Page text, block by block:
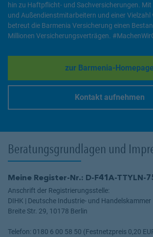
hin zu Haftpflicht- und Sachversicherungen.
und Außendienstmitarbeitern und einer Vielzahl
betreut die Barmenia Versicherung einen
Millionen Versicherungsverträgen.
zur Barmenia-Homepage
Link Opens
Kontakt aufnehmen
Beratungsgrundlagen und
Meine Register-Nr.: D-F41A-TTYLN-
Anschrift der Registrierungsstelle:
DIHK | Deutsche Industrie- und Handelskammer
Breite Str. 29, 10178 Berlin
Telefon: 0180 6 00 58 50 (Festnetzpreis 0,20